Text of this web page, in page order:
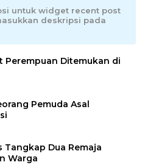
untuk widget recent post
deskripsi pada
Perempuan Ditemukan di
Pemuda Asal
Dua Remaja
Warga